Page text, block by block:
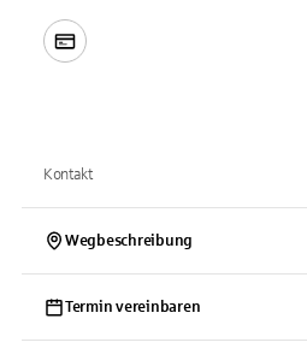
Kontakt
Wegbeschreibung
Termin vereinbaren